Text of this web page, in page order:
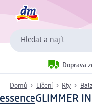
Hledat a najít
Doprava
Domů Líčení Rty
essenceGLIMMER